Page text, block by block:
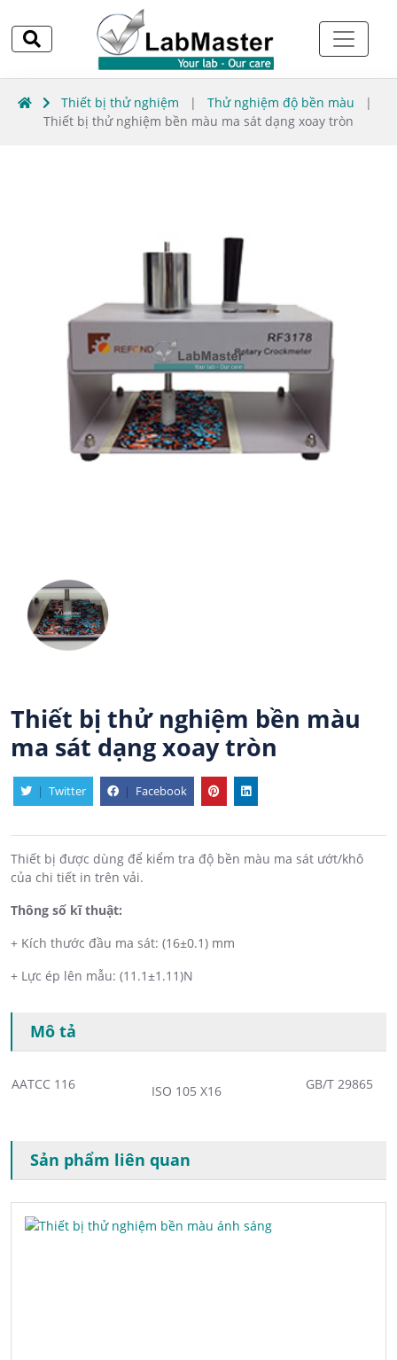
Thiết bị thử nghiệm | Thử nghiệm độ bền màu
|
Thiết bị thử nghiệm bền màu ma sát dạng xoay tròn
Thiết bị thử nghiệm bền màu
ma sát dạng xoay tròn
| Twitter | Facebook
Thiết bị được dùng để kiểm tra độ bền màu ma sát ướt/khô
của chi tiết in trên vải.
Thông số kĩ thuật:
+ Kích thước đầu ma sát: (16±0.1) mm
+ Lực ép lên mẫu: (11.1±1.11)N
Mô tả
AATCC 116 ISO 105 X16 GB/T 29865
Sản phẩm liên quan